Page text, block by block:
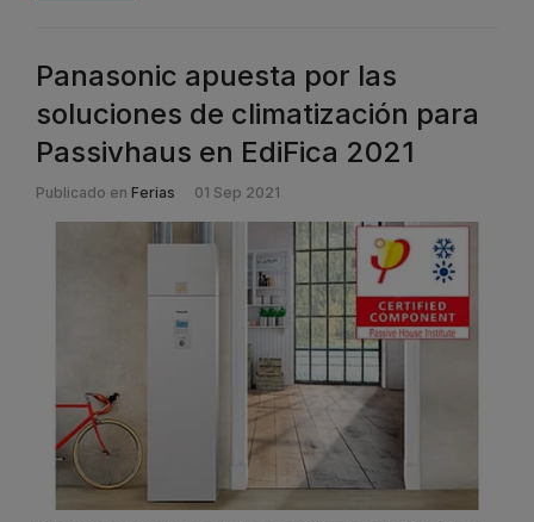
Panasonic apuesta por las
soluciones de climatización para
Passivhaus en EdiFica 2021
Publicado en Ferias 01 Sep 2021